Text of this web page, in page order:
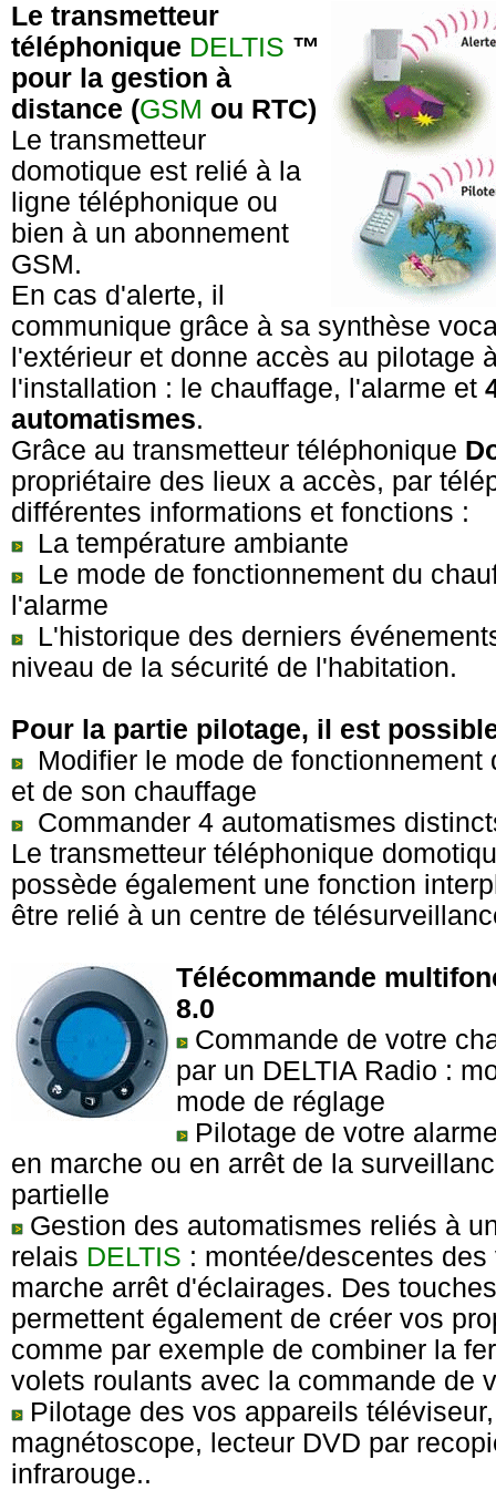
Le transmetteur
téléphonique DELTIS ™
pour la gestion à
distance (GSM ou RTC)
Le transmetteur
domotique est relié à la
ligne téléphonique ou
bien à un abonnement
GSM.
En cas d'alerte, il
communique grâce à sa synthèse
l'extérieur et donne accès au pilotage
l'installation : le chauffage, l'alarme et
automatismes.
Grâce au transmetteur téléphonique
propriétaire des lieux a accès, par
différentes informations et fonctions :
La température ambiante
Le mode de fonctionnement du
l'alarme
L'historique des derniers
niveau de la sécurité de l'habitation.
Pour la partie pilotage, il est
Modifier le mode de fonctionnement
et de son chauffage
Commander 4 automatismes
Le transmetteur téléphonique
possède également une fonction
être relié à un centre de
Télécommande
8.0
Commande de votre
par un DELTIA Radio :
mode de réglage
Pilotage de votre
en marche ou en arrêt de la
partielle
Gestion des automatismes reliés à
relais DELTIS : montée/descentes
marche arrêt d'éclairages. Des
permettent également de créer vos
comme par exemple de combiner la
volets roulants avec la commande de
Pilotage des vos appareils
magnétoscope, lecteur DVD par
infrarouge..